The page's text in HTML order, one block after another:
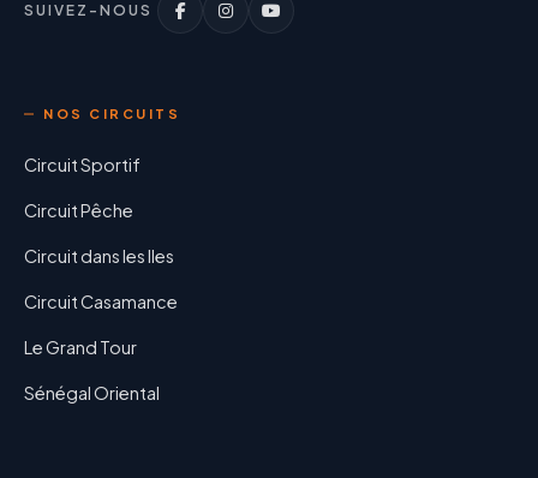
SUIVEZ-NOUS
NOS CIRCUITS
Circuit Sportif
Circuit Pêche
Circuit dans les Iles
Circuit Casamance
Le Grand Tour
Sénégal Oriental